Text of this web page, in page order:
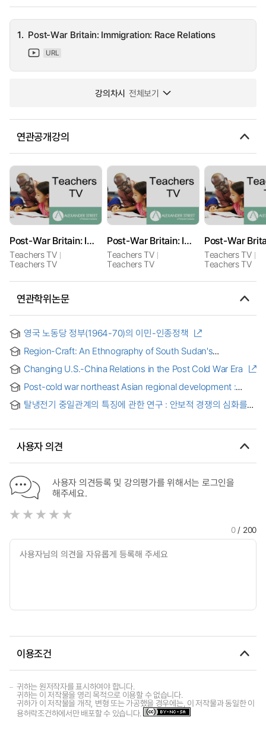
1. Post-War Britain: Immigration: Race Relations
URL
강의차시 전체보기
연관공개강의
Post-War Britain: Immigration
Teachers TV
Teachers TV
Post-War Britain: Immigration: Changing Churches
Teachers TV
Teachers TV
Teachers TV
Teachers TV
연관학위논문
영국 노동당 정부(1964-70)의 이민-인종정책
Region-Craft: An Ethnography of South Sudan's
Changing U.S.-China Relations in the Post Cold War Era
Post-cold war northeast Asian regional development :
security issues and economic cooperation (Japan, China)
[microform]
탈냉전기 중일관계의 특징에 관한 연구 : 안보적 경쟁의 심화를
Relations in the Post-Cold War Era
사용자 의견
사용자 의견등록 및 강의평가를 위해서는 로그인을
해주세요.
0/ 200
이용조건
귀하는 원저작자를 표시하여야 합니다.
귀하는 이 저작물을 영리 목적으로 이용할 수 없습니다.
귀하가 이 저작물을 개작, 변형 또는 가공했을 경우에는, 이 저작물과 동일한 이
용허락조건하에서만 배포할 수 있습니다.